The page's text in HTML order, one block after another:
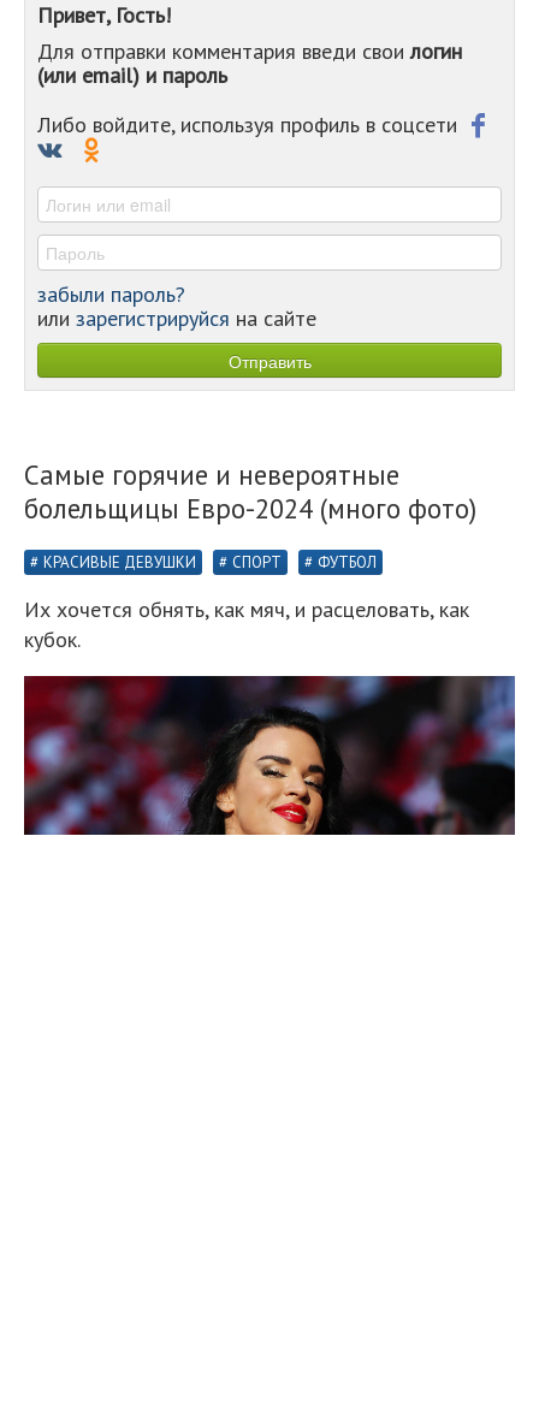
-
-
Привет, Гость!
Для отправки комментария введи своилогин
(или email) и пароль
Либо войдите, используя профиль в соцсети
забыли пароль?
или зарегистрируйся на сайте
Самые горячие и невероятные
болельщицы Евро-2024 (много фото)
КРАСИВЫЕ ДЕВУШКИ СПОРТ ФУТБОЛ
Их хочется обнять, как мяч, и расцеловать, как
кубок.